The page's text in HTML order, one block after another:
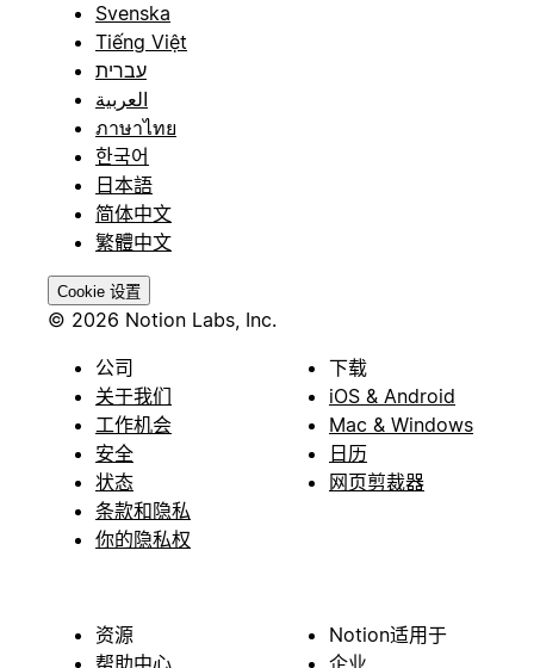
Svenska
Tiếng Việt
עברית
العربية
ภาษาไทย
한국어
日本語
简体中文
繁體中文
Cookie 设置
© 2026 Notion Labs, Inc.
公司
关于我们
工作机会
安全
状态
条款和隐私
你的隐私权
下载
iOS & Android
Mac & Windows
日历
网页剪裁器
资源
Notion适用于